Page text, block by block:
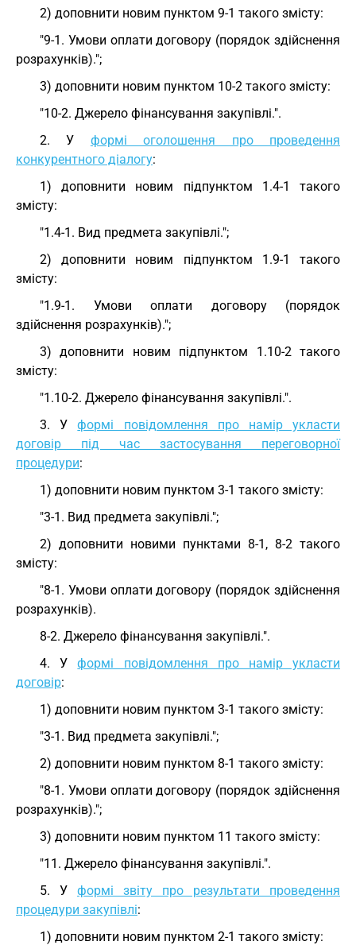
2) доповнити новим пунктом 9-1 такого змісту:
"9-1. Умови оплати договору (порядок здійснення
розрахунків).";
3) доповнити новим пунктом 10-2 такого змісту:
"10-2. Джерело фінансування закупівлі.".
2. У формі оголошення про проведення
конкурентного діалогу:
1) доповнити новим підпунктом 1.4-1 такого
змісту:
"1.4-1. Вид предмета закупівлі.";
2) доповнити новим підпунктом 1.9-1 такого
змісту:
"1.9-1. Умови оплати договору (порядок
здійснення розрахунків).";
3) доповнити новим підпунктом 1.10-2 такого
змісту:
"1.10-2. Джерело фінансування закупівлі.".
3. Уформі повідомлення про намір укласти
договір під час застосування переговорної
процедури:
1) доповнити новим пунктом 3-1 такого змісту:
"3-1. Вид предмета закупівлі.";
2) доповнити новими пунктами 8-1, 8-2 такого
змісту:
"8-1. Умови оплати договору (порядок здійснення
розрахунків).
8-2. Джерело фінансування закупівлі.".
4. Уформі повідомлення про намір укласти
договір:
1) доповнити новим пунктом 3-1 такого змісту:
"3-1. Вид предмета закупівлі.";
2) доповнити новим пунктом 8-1 такого змісту:
"8-1. Умови оплати договору (порядок здійснення
розрахунків).";
3) доповнити новим пунктом 11 такого змісту:
"11. Джерело фінансування закупівлі.".
5. У формі звіту про результати проведення
процедури закупівлі:
1) доповнити новим пунктом 2-1 такого змісту: